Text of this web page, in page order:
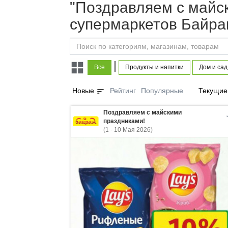
"Поздравляем с
супермаркетов
Все | Продукты и напитки Дом и сад
Новые sort Рейтинг Популярные Текущие
Поздравляем с майскими
праздниками!
(1 - 10 Мая 2026)